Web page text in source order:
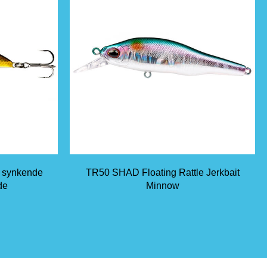
TR50 SHAD Floating Rattle Jerkbait
Minnow